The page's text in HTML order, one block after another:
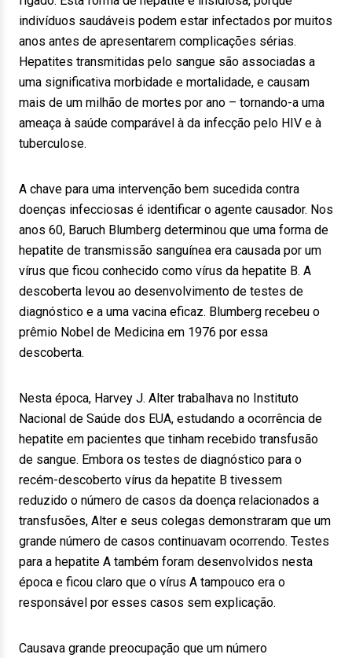
indivíduos saudáveis podem estar infectados por muitos
anos antes de apresentarem complicações sérias.
Hepatites transmitidas pelo sangue são associadas a
uma significativa morbidade e mortalidade, e causam
mais de um milhão de mortes por ano – tornando-a uma
ameaça à saúde comparável à da infecção pelo HIV e à
tuberculose.
A chave para uma intervenção bem sucedida contra
doenças infecciosas é identificar o agente causador. Nos
anos 60, Baruch Blumberg determinou que uma forma de
hepatite de transmissão sanguínea era causada por um
vírus que ficou conhecido como vírus da hepatite B. A
descoberta levou ao desenvolvimento de testes de
diagnóstico e a uma vacina eficaz. Blumberg recebeu o
prêmio Nobel de Medicina em 1976 por essa
descoberta.
Nesta época, Harvey J. Alter trabalhava no Instituto
Nacional de Saúde dos EUA, estudando a ocorrência de
hepatite em pacientes que tinham recebido transfusão
de sangue. Embora os testes de diagnóstico para o
recém-descoberto vírus da hepatite B tivessem
reduzido o número de casos da doença relacionados a
transfusões, Alter e seus colegas demonstraram que um
grande número de casos continuavam ocorrendo. Testes
para a hepatite A também foram desenvolvidos nesta
época e ficou claro que o vírus A tampouco era o
responsável por esses casos sem explicação.
Causava grande preocupação que um número